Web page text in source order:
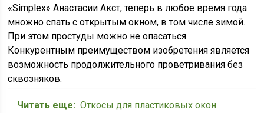
«Simplex» Анастасии Акст, теперь в любое время года
множно спать с открытым окном, в том числе зимой.
При этом простуды можно не опасаться.
Конкурентным преимуществом изобретения является
возможность продолжительного проветривания без
сквозняков.
Читать еще: Откосы для пластиковых окон